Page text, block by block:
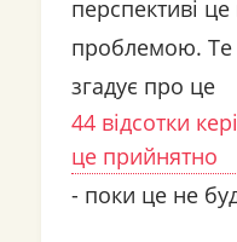
перспективі
проблемою. Те
згадує про це
44 відсотки
це прийнятно
- поки це не